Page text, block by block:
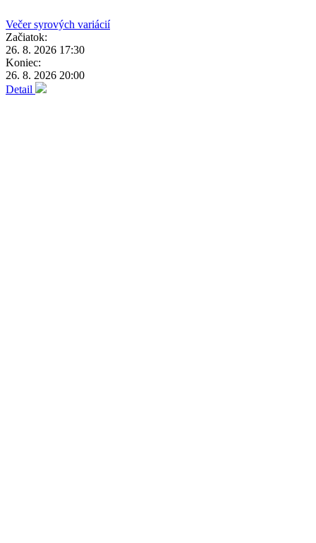
Večer syrových variácií
Začiatok:
26. 8. 2026 17:30
Koniec:
26. 8. 2026 20:00
Detail